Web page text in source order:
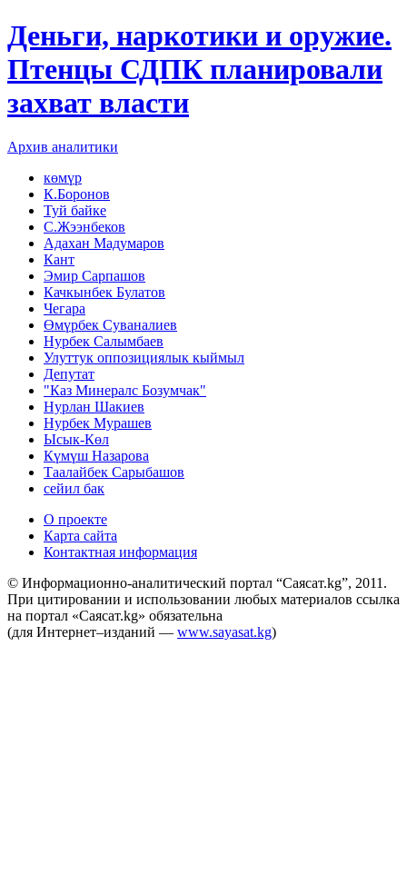
Деньги, наркотики и оружие.
Птенцы СДПК планировали
захват власти
Архив аналитики
көмүр
К.Боронов
Туй байке
С.Жээнбеков
Адахан Мадумаров
Кант
Эмир Сарпашов
Качкынбек Булатов
Чегара
Өмүрбек Суваналиев
Нурбек Салымбаев
Улуттук оппозициялык кыймыл
Депутат
"Каз Минералс Бозумчак"
Нурлан Шакиев
Нурбек Мурашев
Ысык-Көл
Күмүш Назарова
Таалайбек Сарыбашов
сейил бак
О проекте
Карта сайта
Контактная информация
© Информационно-аналитический портал “Саясат.kg”, 2011.
При цитировании и использовании любых материалов ссылка
на портал «Саясат.kg» обязательна
(для Интернет–изданий — www.sayasat.kg)